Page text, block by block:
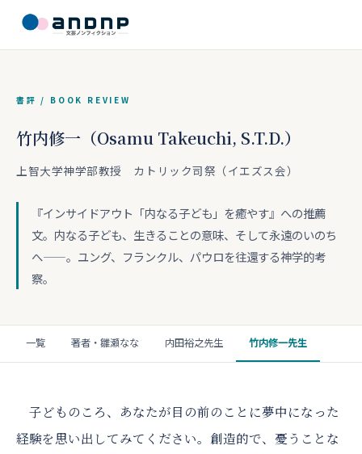
書評 / BOOK REVIEW
竹内修一（Osamu Takeuchi, S.T.D.）
上智大学神学部教授 カトリック司祭（イエズス会）
『インサイドアウト「内なる子ども」を癒やす』への推薦
文。内なる子ども、生きることの意味、そして永遠のいのち
へ——。ユング、フランクル、パウロを往還する神学的考
察。
一覧 著者・雛瀬なな 内田裕之先生 竹内修一先生
子どものころ、あなたが目の前のことに夢中になった
経験を思い出してみてください。創造的で、憂うことな